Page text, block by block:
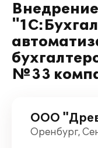
№33
ООО
Оренбург,